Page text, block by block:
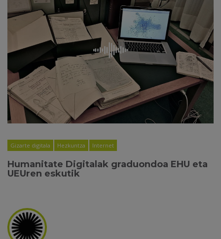
Gizarte digitala Hezkuntza Internet
Humanitate Digitalak graduondoa EHU eta
UEUren eskutik